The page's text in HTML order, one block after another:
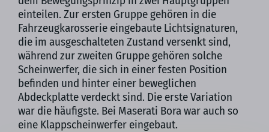
einteilen. Zur ersten Gruppe gehören in die
Fahrzeugkarosserie eingebaute Lichtsignaturen,
die im ausgeschalteten Zustand versenkt sind,
während zur zweiten Gruppe gehören solche
Scheinwerfer, die sich in einer festen Position
befinden und hinter einer beweglichen
Abdeckplatte verdeckt sind. Die erste Variation
war die häufigste. Bei Maserati Bora war auch so
eine Klappscheinwerfer eingebaut.